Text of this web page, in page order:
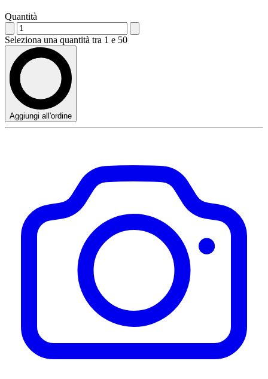
Quantità
Seleziona una quantità tra 1 e 50
Aggiungi all'ordine